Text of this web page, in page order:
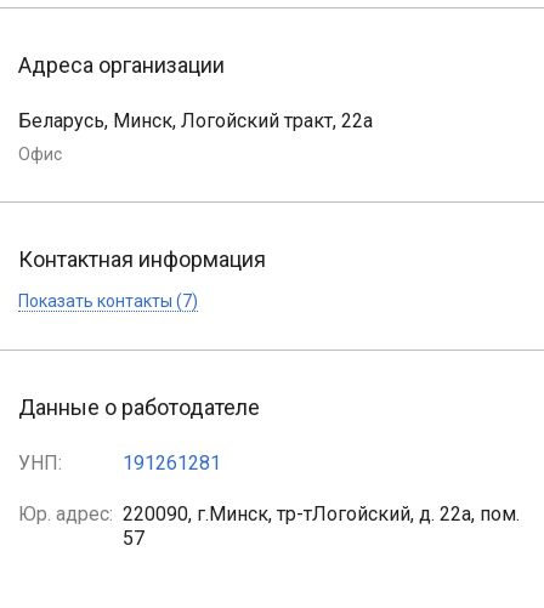
Адреса организации
Беларусь, Минск, Логойский тракт, 22а
Офис
Контактная информация
Показать контакты (7)
Данные о работодателе
УНП: 191261281
Юр. адрес: 220090, г.Минск, тр-тЛогойский, д. 22а, пом.
57